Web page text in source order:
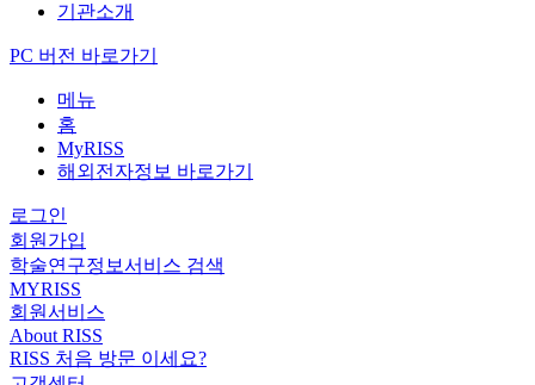
기관소개
PC 버전 바로가기
메뉴
홈
MyRISS
해외전자정보 바로가기
로그인
회원가입
학술연구정보서비스 검색
MYRISS
회원서비스
About RISS
RISS 처음 방문 이세요?